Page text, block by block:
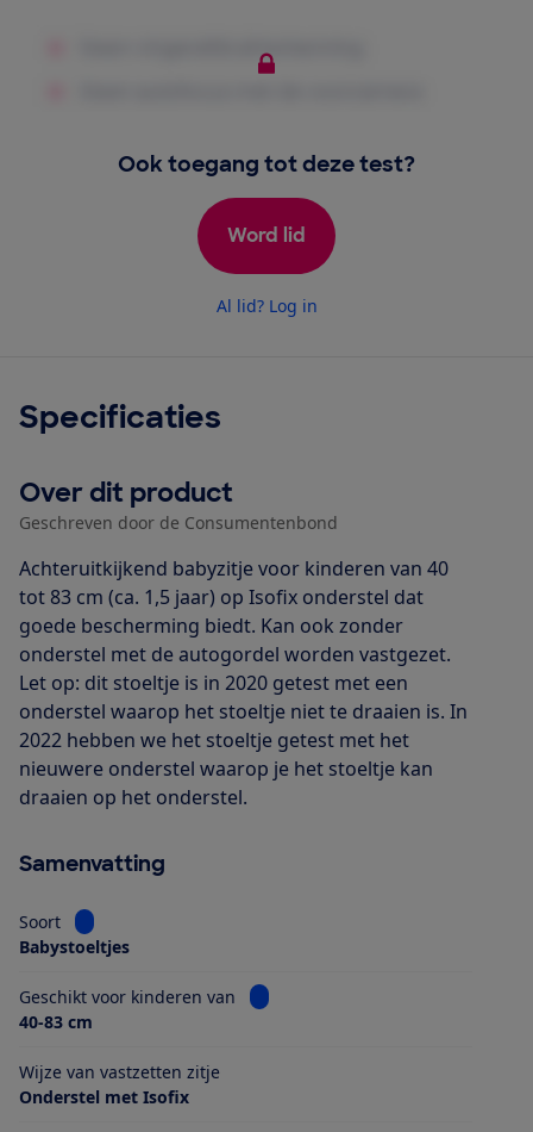
Ook toegang tot deze test?
Word lid
Al lid? Log in
Specificaties
Over dit product
Geschreven door de Consumentenbond
Achteruitkijkend babyzitje voor kinderen van 40
tot 83 cm (ca. 1,5 jaar) op Isofix onderstel dat
goede bescherming biedt. Kan ook zonder
onderstel met de autogordel worden vastgezet.
Let op: dit stoeltje is in 2020 getest met een
onderstel waarop het stoeltje niet te draaien is. In
2022 hebben we het stoeltje getest met het
nieuwere onderstel waarop je het stoeltje kan
draaien op het onderstel.
Samenvatting
Soort
Bekijk informatie voor Soort
Babystoeltjes
Geschikt voor kinderen van
Bekijk informatie voor Geschikt
40-83 cm
Wijze van vastzetten zitje
Onderstel met Isofix